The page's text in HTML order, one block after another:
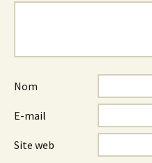
Nom
E-mail
Site web